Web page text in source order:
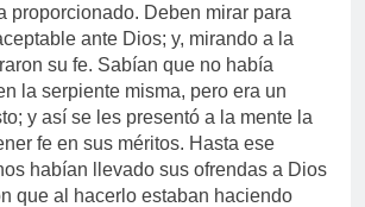
proporcionado. Deben mirar para
ante Dios; y, mirando a la
su fe. Sabían que no había
la serpiente misma, pero era un
y así se les presentó a la mente la
fe en sus méritos. Hasta ese
habían llevado sus ofrendas a Dios
que al hacerlo estaban haciendo